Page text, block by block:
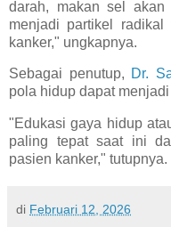
darah, makan sel
menjadi partikel
kanker," ungkapnya.
Sebagai penutup, Dr.
pola hidup dapat
"Edukasi gaya hidup
paling tepat saat ini
pasien kanker," tutupnya.
di Februari 12, 2026